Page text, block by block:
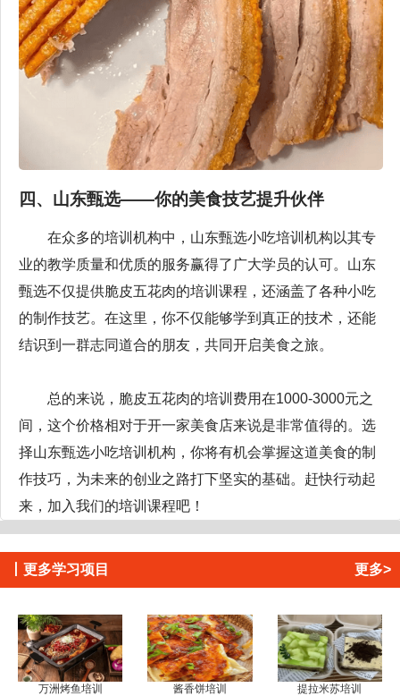
四、山东甄选——你的美食技艺提升伙伴
在众多的培训机构中，山东甄选小吃培训机构以其专
业的教学质量和优质的服务赢得了广大学员的认可。山东
甄选不仅提供脆皮五花肉的培训课程，还涵盖了各种小吃
的制作技艺。在这里，你不仅能够学到真正的技术，还能
结识到一群志同道合的朋友，共同开启美食之旅。
总的来说，脆皮五花肉的培训费用在1000-3000元之
间，这个价格相对于开一家美食店来说是非常值得的。选
择山东甄选小吃培训机构，你将有机会掌握这道美食的制
作技巧，为未来的创业之路打下坚实的基础。赶快行动起
来，加入我们的培训课程吧！
更多学习项目 更多>
万洲烤鱼培训 酱香饼培训 提拉米苏培训